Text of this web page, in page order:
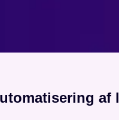
af